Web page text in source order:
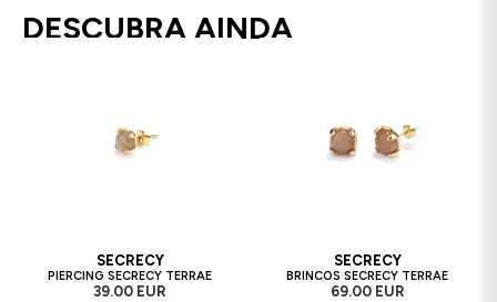
DESCUBRA AINDA
SECRECY
PIERCING SECRECY TERRAE
39.00 EUR
SECRECY
BRINCOS SECRECY TERRAE
69.00 EUR